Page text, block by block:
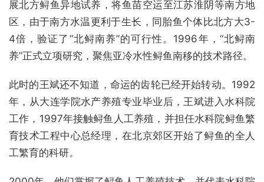
展北方鲟鱼异地试养，将鱼苗空运至江苏淮阴等南方地
区，由于南方水温更利于生长，同胎鱼个体比北方大3-
4倍，验证了“北鲟南养”的可行性。1996年，“北鲟南
养”正式立项研究，聚焦亚冷水性鲟鱼南移的技术路径。
此时的王斌还不知道，命运的齿轮已经开始转动。1992
年，从大连学院水产养殖专业毕业后，王斌进入水科院
工作，1997年接触鲟鱼人工养殖，并担任水科院鲟鱼繁
育技术工程中心总经理，在北京郊区开始了鲟鱼的全人
工繁育的科研。